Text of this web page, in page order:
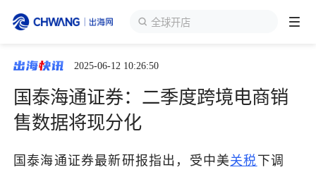
全球开店
跨境展会
出海服务
出海资讯
2025-06-12 10:26:50
国泰海通证券：二季度跨境电商销
售数据将现分化
国泰海通证券最新研报指出，受中美关税 下调